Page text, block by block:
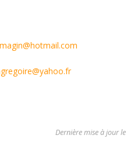
Dernière mise à jour le